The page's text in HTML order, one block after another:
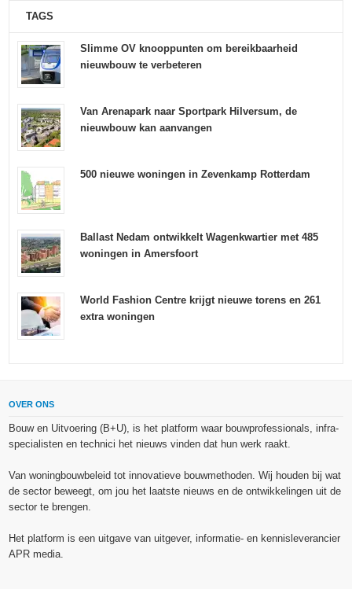
TAGS
Slimme OV knooppunten om bereikbaarheid
nieuwbouw te verbeteren
Van Arenapark naar Sportpark Hilversum, de
nieuwbouw kan aanvangen
500 nieuwe woningen in Zevenkamp Rotterdam
Ballast Nedam ontwikkelt Wagenkwartier met 485
woningen in Amersfoort
World Fashion Centre krijgt nieuwe torens en 261
extra woningen
OVER ONS
Bouw en Uitvoering (B+U), is het platform waar bouwprofessionals, infra-
specialisten en technici het nieuws vinden dat hun werk raakt.
Van woningbouwbeleid tot innovatieve bouwmethoden. Wij houden bij wat
de sector beweegt, om jou het laatste nieuws en de ontwikkelingen uit de
sector te brengen.
Het platform is een uitgave van uitgever, informatie- en kennisleverancier
APR media.